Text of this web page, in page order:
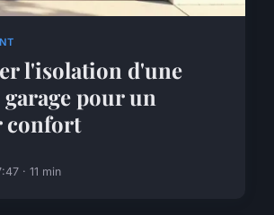
l'isolation d'une
pour un
confort
· 11 min